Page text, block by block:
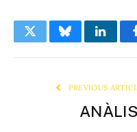
TwitterBluesky
PREVIOUS